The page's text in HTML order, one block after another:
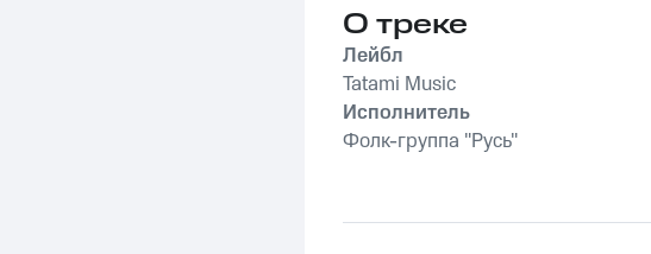
О треке
Лейбл
Tatami Music
Исполнитель
Фолк-группа "Русь"